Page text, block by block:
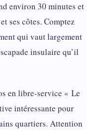
environ 30 minutes et
ses côtes. Comptez
qui vaut largement
insulaire qu’il
en libre-service « Le
intéressante pour
quartiers. Attention